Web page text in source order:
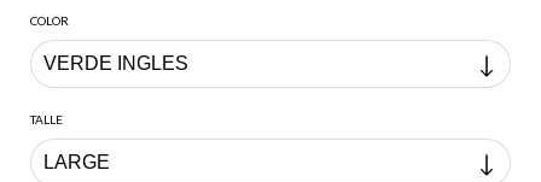
COLOR
TALLE